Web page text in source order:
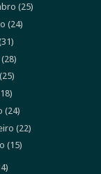
(25)
(24)
(28)
(25)
(24)
(22)
(15)